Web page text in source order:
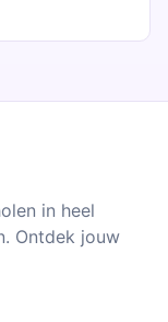
in heel
Ontdek jouw